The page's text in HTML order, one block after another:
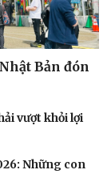
Bản đón
vượt khỏi lợi
Những con